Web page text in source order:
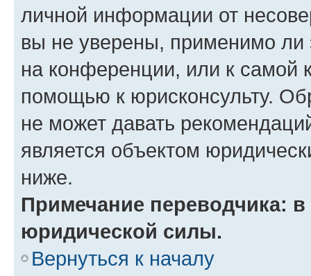
личной информации от
вы не уверены, применимо ли
на конференции, или к самой
помощью к юрисконсульту.
не может давать
является объектом
ниже.
Примечание переводчика:
юридической силы.
Вернуться к началу